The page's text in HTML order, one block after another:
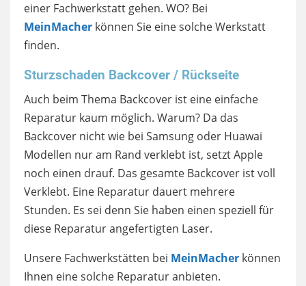
einer Fachwerkstatt gehen. WO? Bei
MeinMacher können Sie eine solche Werkstatt
finden.
Sturzschaden Backcover / Rückseite
Auch beim Thema Backcover ist eine einfache
Reparatur kaum möglich. Warum? Da das
Backcover nicht wie bei Samsung oder Huawai
Modellen nur am Rand verklebt ist, setzt Apple
noch einen drauf. Das gesamte Backcover ist voll
Verklebt. Eine Reparatur dauert mehrere
Stunden. Es sei denn Sie haben einen speziell für
diese Reparatur angefertigten Laser.
Unsere Fachwerkstätten bei MeinMacher können
Ihnen eine solche Reparatur anbieten.